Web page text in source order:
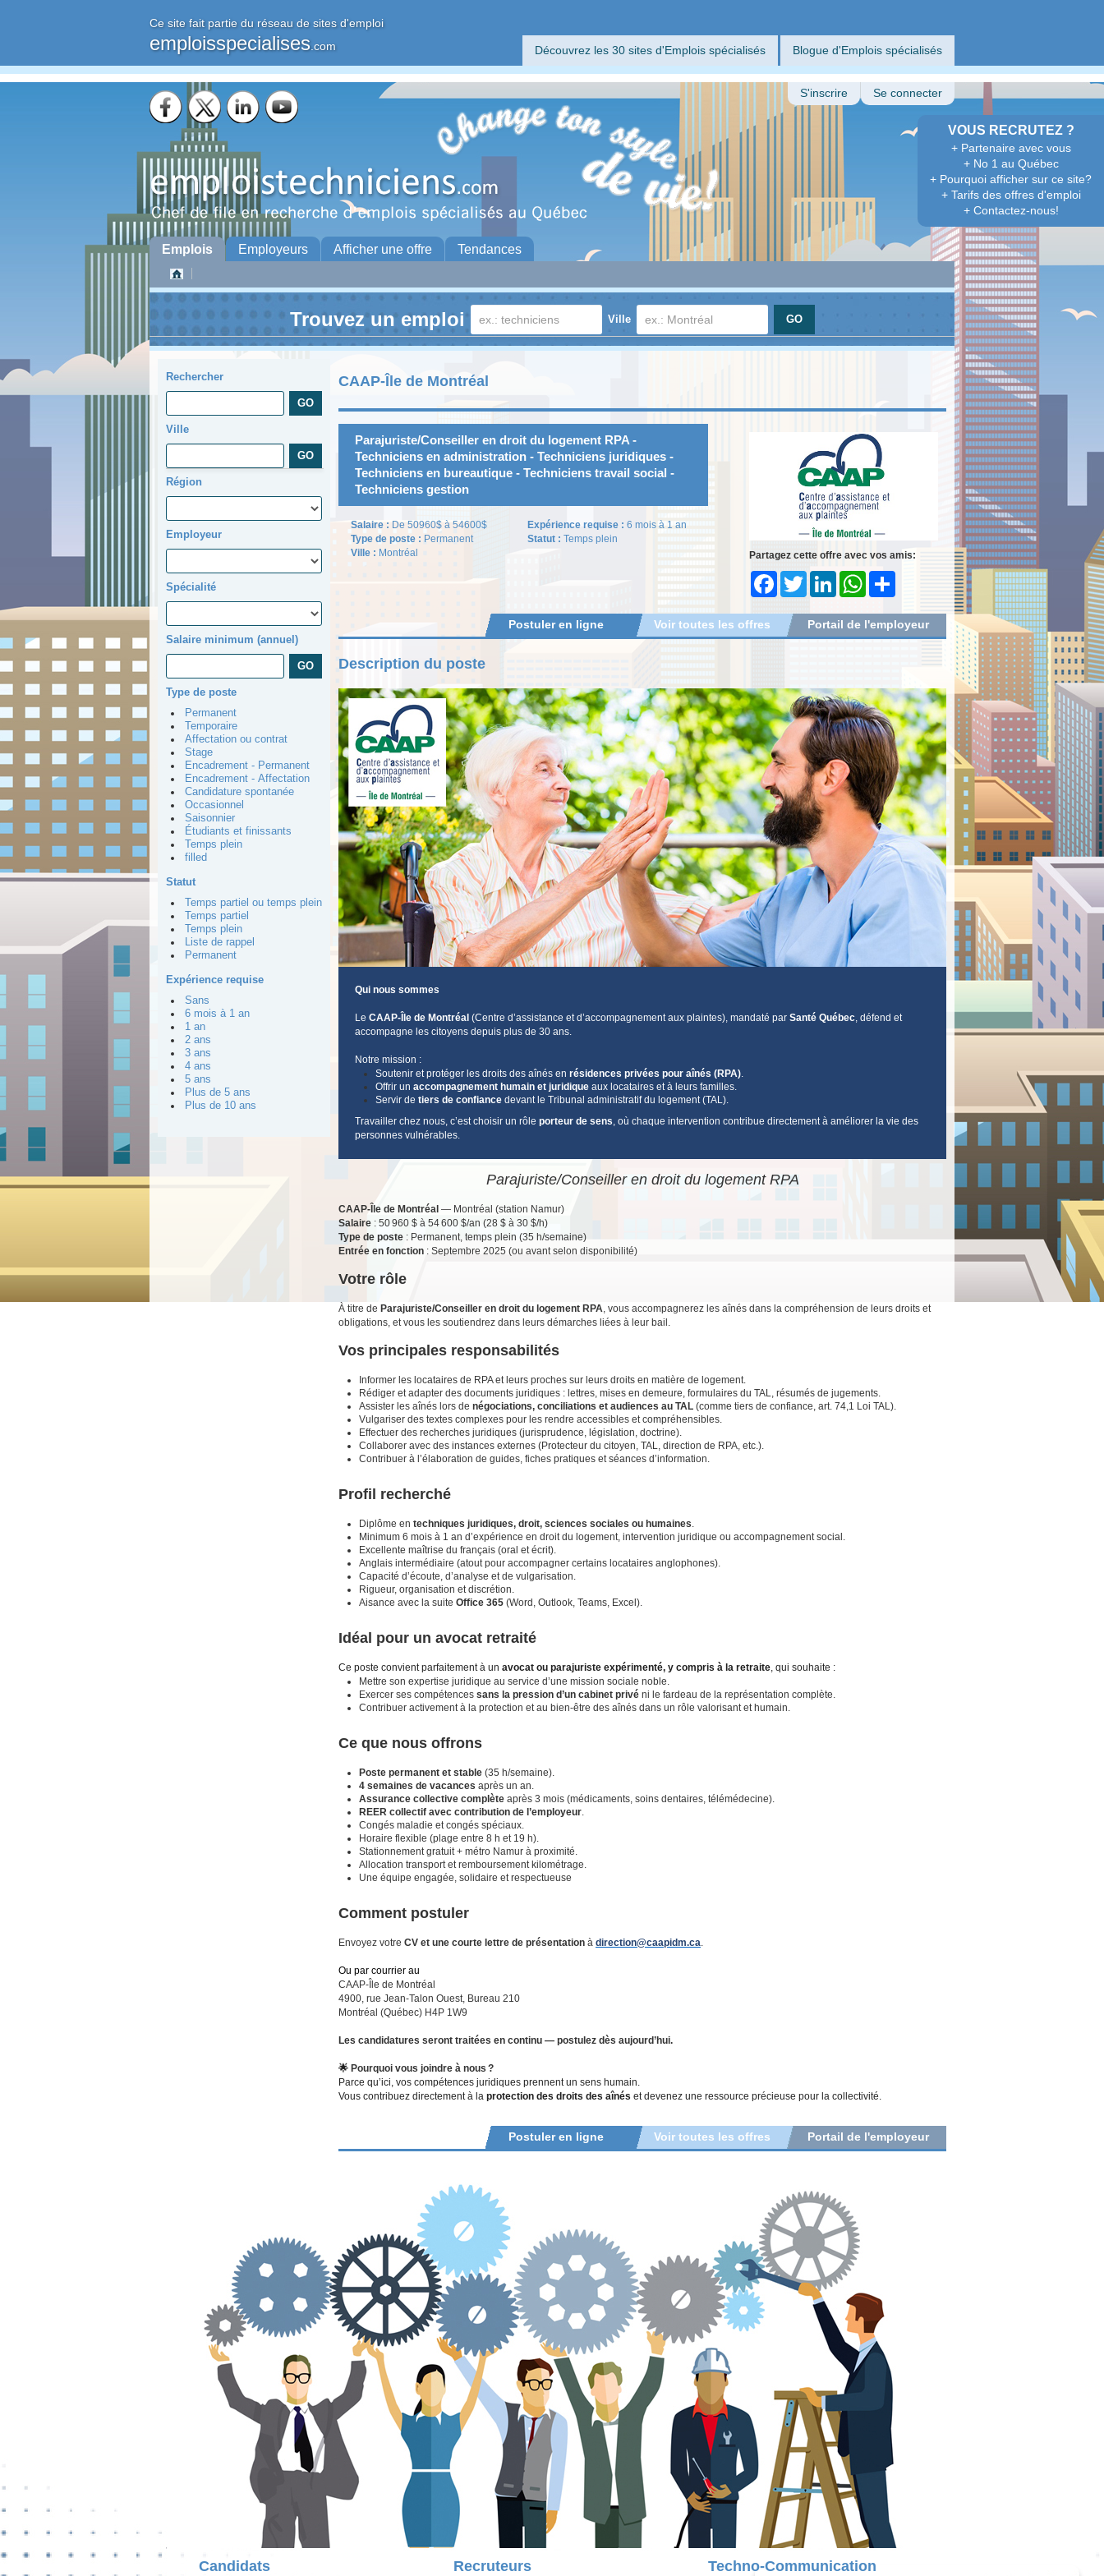
Ce site fait partie du réseau de sites d'emploi
emploisspecialises .com Découvrez les 30 sites d'Emplois spécialisés Blogue d'Emplois spécialisés
VOUS RECRUTEZ ?
+ Partenaire avec vous
+ No 1 au Québec
+ Pourquoi afficher sur ce site?
+ Tarifs des offres d'emploi
+ Contactez-nous!
S'inscrire Se connecter
Emplois Employeurs Afficher une offre Tendances
Trouvez un emploi Ville
Rechercher
Ville
Région
Employeur
Spécialité
Salaire minimum (annuel)
Type de poste
Permanent
Temporaire
Affectation ou contrat
Stage
Encadrement - Permanent
Encadrement - Affectation
Candidature spontanée
Occasionnel
Saisonnier
Étudiants et finissants
Temps plein
filled
Statut
Temps partiel ou temps plein
Temps partiel
Temps plein
Liste de rappel
Permanent
Expérience requise
Sans
6 mois à 1 an
1 an
2 ans
3 ans
4 ans
5 ans
Plus de 5 ans
Plus de 10 ans
CAAP-Île de Montréal
Parajuriste/Conseiller en droit du logement RPA -
Techniciens en administration - Techniciens juridiques -
Techniciens en bureautique - Techniciens travail social -
Techniciens gestion
Salaire : De 50960$ à 54600$
Type de poste : Permanent
Ville : Montréal
Expérience requise : 6 mois à 1 an
Statut : Temps plein
Partagez cette offre avec vos amis:
FacebookTwitter LinkedIn WhatsAppShare
Portail de l'employeur
Voir toutes les offres
Postuler en ligne
Description du poste
Qui nous sommes
Le CAAP-Île de Montréal (Centre d’assistance et d’accompagnement aux plaintes), mandaté par Santé Québec, défend et
accompagne les citoyens depuis plus de 30 ans.
Notre mission :
Soutenir et protéger les droits des aînés en résidences privées pour aînés (RPA).
Offrir un accompagnement humain et juridique aux locataires et à leurs familles.
Servir de tiers de confiance devant le Tribunal administratif du logement (TAL).
Travailler chez nous, c’est choisir un rôle porteur de sens, où chaque intervention contribue directement à améliorer la vie des
personnes vulnérables.
Parajuriste/Conseiller en droit du logement RPA
CAAP-Île de Montréal — Montréal (station Namur)
Salaire : 50 960 $ à 54 600 $/an (28 $ à 30 $/h)
Type de poste : Permanent, temps plein (35 h/semaine)
Entrée en fonction : Septembre 2025 (ou avant selon disponibilité)
Votre rôle
À titre de Parajuriste/Conseiller en droit du logement RPA, vous accompagnerez les aînés dans la compréhension de leurs droits et
obligations, et vous les soutiendrez dans leurs démarches liées à leur bail.
Vos principales responsabilités
Informer les locataires de RPA et leurs proches sur leurs droits en matière de logement.
Rédiger et adapter des documents juridiques : lettres, mises en demeure, formulaires du TAL, résumés de jugements.
Assister les aînés lors de négociations, conciliations et audiences au TAL (comme tiers de confiance, art. 74,1 Loi TAL).
Vulgariser des textes complexes pour les rendre accessibles et compréhensibles.
Effectuer des recherches juridiques (jurisprudence, législation, doctrine).
Collaborer avec des instances externes (Protecteur du citoyen, TAL, direction de RPA, etc.).
Contribuer à l’élaboration de guides, fiches pratiques et séances d’information.
Profil recherché
Diplôme en techniques juridiques, droit, sciences sociales ou humaines.
Minimum 6 mois à 1 an d’expérience en droit du logement, intervention juridique ou accompagnement social.
Excellente maîtrise du français (oral et écrit).
Anglais intermédiaire (atout pour accompagner certains locataires anglophones).
Capacité d’écoute, d’analyse et de vulgarisation.
Rigueur, organisation et discrétion.
Aisance avec la suite Office 365 (Word, Outlook, Teams, Excel).
Idéal pour un avocat retraité
Ce poste convient parfaitement à un avocat ou parajuriste expérimenté, y compris à la retraite, qui souhaite :
Mettre son expertise juridique au service d’une mission sociale noble.
Exercer ses compétences sans la pression d’un cabinet privé ni le fardeau de la représentation complète.
Contribuer activement à la protection et au bien-être des aînés dans un rôle valorisant et humain.
Ce que nous offrons
Poste permanent et stable (35 h/semaine).
4 semaines de vacances après un an.
Assurance collective complète après 3 mois (médicaments, soins dentaires, télémédecine).
REER collectif avec contribution de l’employeur.
Congés maladie et congés spéciaux.
Horaire flexible (plage entre 8 h et 19 h).
Stationnement gratuit + métro Namur à proximité.
Allocation transport et remboursement kilométrage.
Une équipe engagée, solidaire et respectueuse
Comment postuler
Envoyez votre CV et une courte lettre de présentation à direction@caapidm.ca.
Ou par courrier au
CAAP-Île de Montréal
4900, rue Jean-Talon Ouest, Bureau 210
Montréal (Québec) H4P 1W9
Les candidatures seront traitées en continu — postulez dès aujourd’hui.
🌟 Pourquoi vous joindre à nous ?
Parce qu’ici, vos compétences juridiques prennent un sens humain.
Vous contribuez directement à la protection des droits des aînés et devenez une ressource précieuse pour la collectivité.
Portail de l'employeur
Voir toutes les offres
Postuler en ligne
Candidats Recruteurs Techno-Communication